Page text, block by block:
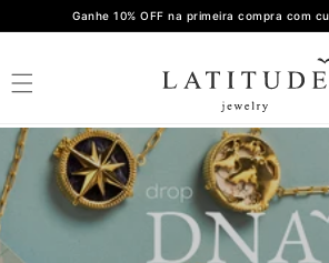
PARA OGanhe 10% OFF na primeira compra com